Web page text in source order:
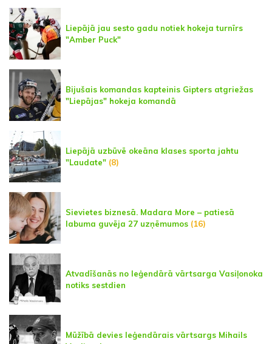
Liepājā jau sesto gadu notiek hokeja turnīrs
"Amber Puck"
Bijušais komandas kapteinis Gipters atgriežas
"Liepājas" hokeja komandā
Liepājā uzbūvē okeāna klases sporta jahtu
"Laudate" (8)
Sievietes biznesā. Madara More – patiesā
labuma guvēja 27 uzņēmumos (16)
Atvadīšanās no leģendārā vārtsarga Vasiļonoka
notiks sestdien
Mūžībā devies leģendārais vārtsargs Mihails